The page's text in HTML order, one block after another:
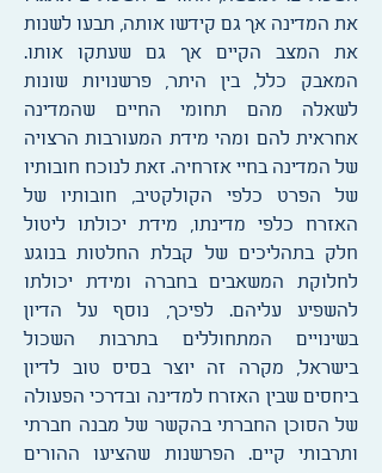
את המדינה אך גם קידשו אותה, תבעו לשנות
את המצב הקיים אך גם שעתקו אותו.
המאבק כלל, בין היתר, פרשנויות שונות
לשאלה מהם תחומי החיים שהמדינה
אחראית להם ומהי מידת המעורבות הרצויה
של המדינה בחיי אזרחיה. זאת לנוכח חובותיו
של הפרט כלפי הקולקטיב, חובותיו של
האזרח כלפי מדינתו, מידת יכולתו ליטול
חלק בתהליכים של קבלת החלטות בנוגע
לחלוקת המשאבים בחברה ומידת יכולתו
להשפיע עליהם. לפיכך, נוסף על הדיון
בשינויים המתחוללים בתרבות השכול
בישראל, מקרה זה יוצר בסיס טוב לדיון
ביחסים שבין האזרח למדינה ובדרכי הפעולה
של הסוכן החברתי בהקשר של מבנה חברתי
ותרבותי קיים. הפרשנות שהציעו ההורים